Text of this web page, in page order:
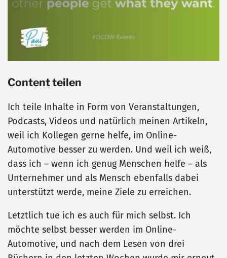
Content teilen
Ich teile Inhalte in Form von Veranstaltungen,
Podcasts, Videos und natürlich meinen Artikeln,
weil ich Kollegen gerne helfe, im Online-
Automotive besser zu werden. Und weil ich weiß,
dass ich – wenn ich genug Menschen helfe – als
Unternehmer und als Mensch ebenfalls dabei
unterstützt werde, meine Ziele zu erreichen.
Letztlich tue ich es auch für mich selbst. Ich
möchte selbst besser werden im Online-
Automotive, und nach dem Lesen von drei